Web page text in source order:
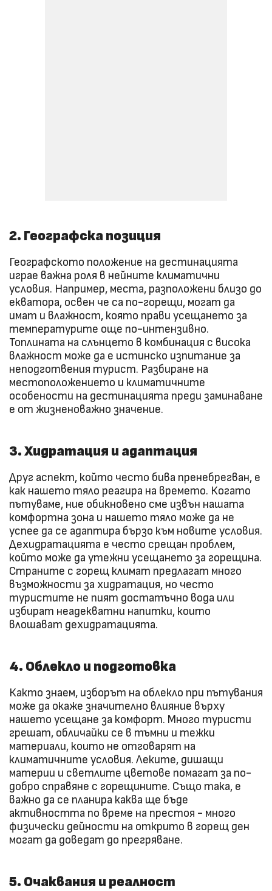
2. Географска позиция
Географското положение на дестинацията
играе важна роля в нейните климатични
условия. Например, места, разположени близо до
екватора, освен че са по-горещи, могат да
имат и влажност, която прави усещането за
температурите още по-интензивно.
Топлината на слънцето в комбинация с висока
влажност може да е истинско изпитание за
неподготвения турист. Разбиране на
местоположението и климатичните
особености на дестинацията преди заминаване
е от жизненоважно значение.
3. Хидратация и адаптация
Друг аспект, който често бива пренебрегван, е
как нашето тяло реагира на времето. Когато
пътуваме, ние обикновено сме извън нашата
комфортна зона и нашето тяло може да не
успее да се адаптира бързо към новите условия.
Дехидратацията е често срещан проблем,
който може да утежни усещането за горещина.
Страните с горещ климат предлагат много
възможности за хидратация, но често
туристите не пият достатъчно вода или
избират неадекватни напитки, които
влошават дехидратацията.
4. Облекло и подготовка
Както знаем, изборът на облекло при пътувания
може да окаже значително влияние върху
нашето усещане за комфорт. Много туристи
грешат, обличайки се в тъмни и тежки
материали, които не отговарят на
климатичните условия. Леките, дишащи
материи и светлите цветове помагат за по-
добро справяне с горещините. Също така, е
важно да се планира каква ще бъде
активността по време на престоя - много
физически дейности на открито в горещ ден
могат да доведат до прегряване.
5. Очаквания и реалност